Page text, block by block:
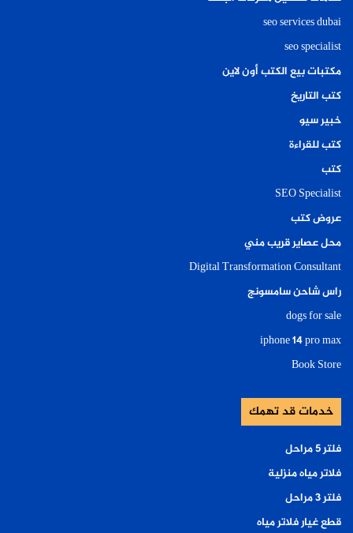
seo services dubai
seo specialist
مكتبات بيع الكتب أون لاين
كتب التاريخ
خبير سيو
كتب للقراءة
كتب
SEO Specialist
عروض كتب
محل عصاير قريب مني
Digital Transformation Consultant
راس شاحن سامسونج
dogs for sale
iphone 14 pro max
Book Store
خدمات قد تهمك
فلتر ٥ مراحل
فلاتر مياه منزلية
فلتر ٣ مراحل
قطع غيار فلاتر مياه